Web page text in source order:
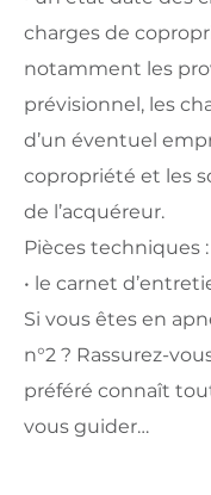
charges de
notamment les
prévisionnel, les
d’un éventuel
copropriété et les
de l’acquéreur.
Pièces techniques :
• le carnet
Si vous êtes en
n°2 ? Rassurez-
préféré connaît
vous guider…